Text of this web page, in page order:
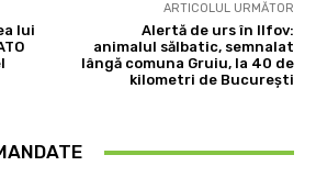
lui
ARTICOLUL URMĂTOR
Alertă de urs în Ilfov:
animalul sălbatic, semnalat
lângă comuna Gruiu, la 40 de
kilometri de București